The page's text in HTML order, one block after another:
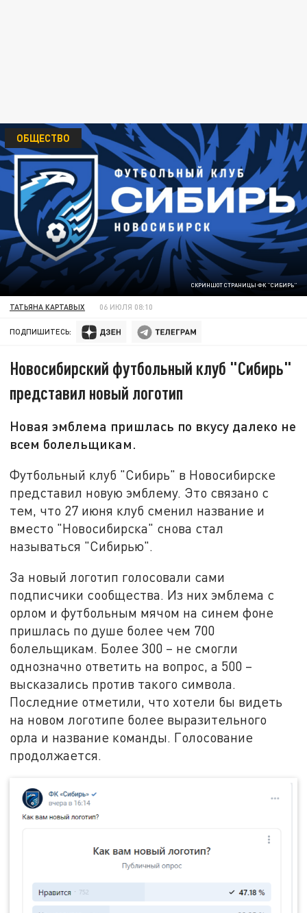
СКРИНШОТ СТРАНИЦЫ ФК "СИБИРЬ"
ОБЩЕСТВО
ТАТЬЯНА КАРТАВЫХ 06 ИЮЛЯ 08:10
ПОДПИШИТЕСЬ:
Новосибирский футбольный клуб "Сибирь"
представил новый логотип
Новая эмблема пришлась по вкусу далеко не
всем болельщикам.
Футбольный клуб "Сибирь" в Новосибирске
представил новую эмблему. Это связано с
тем, что 27 июня клуб сменил название и
вместо "Новосибирска" снова стал
называться "Сибирью".
За новый логотип голосовали сами
подписчики сообщества. Из них эмблема с
орлом и футбольным мячом на синем фоне
пришлась по душе более чем 700
болельщикам. Более 300 – не смогли
однозначно ответить на вопрос, а 500 –
высказались против такого символа.
Последние отметили, что хотели бы видеть
на новом логотипе более выразительного
орла и название команды. Голосование
продолжается.